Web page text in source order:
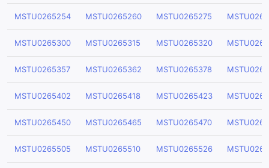
MSTU0265254 MSTU0265260 MSTU0265275
MSTU0265300 MSTU0265315 MSTU0265320
MSTU0265357 MSTU0265362 MSTU0265378
MSTU0265402 MSTU0265418 MSTU0265423
MSTU0265450 MSTU0265465 MSTU0265470
MSTU0265505 MSTU0265510 MSTU0265526